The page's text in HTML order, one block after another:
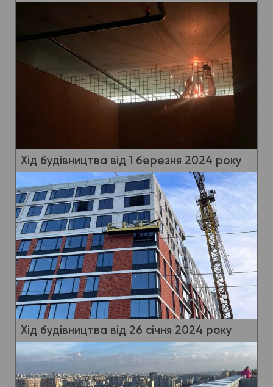
Хід будівництва від 1 березня 2024 року
Хід будівництва від 26 січня 2024 року